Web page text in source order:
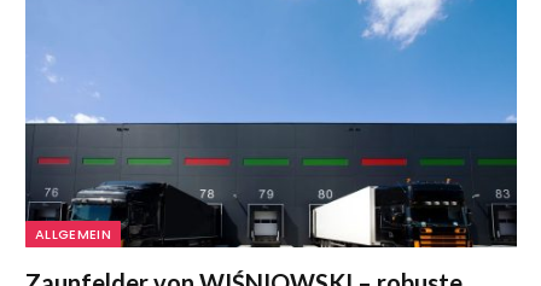
ALLGEMEIN